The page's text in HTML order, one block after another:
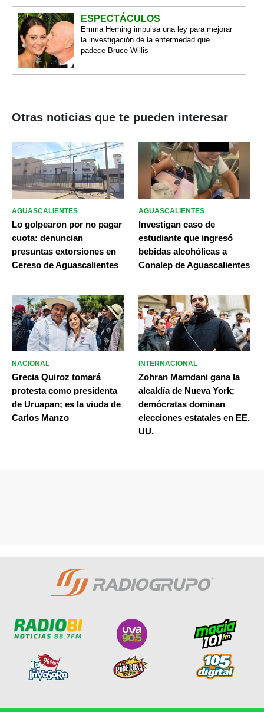
ESPECTÁCULOS
Emma Heming impulsa una ley para mejorar
la investigación de la enfermedad que
padece Bruce Willis
Otras noticias que te pueden interesar
AGUASCALIENTES
Lo golpearon por no pagar
cuota: denuncian
presuntas extorsiones en
Cereso de Aguascalientes
AGUASCALIENTES
Investigan caso de
estudiante que ingresó
bebidas alcohólicas a
Conalep de Aguascalientes
NACIONAL
Grecia Quiroz tomará
protesta como presidenta
de Uruapan; es la viuda de
Carlos Manzo
INTERNACIONAL
Zohran Mamdani gana la
alcaldía de Nueva York;
demócratas dominan
elecciones estatales en EE.
UU.